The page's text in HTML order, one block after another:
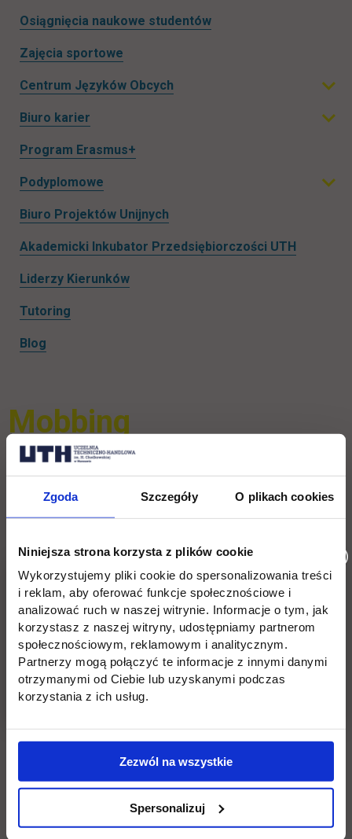
Zgoda Szczegóły O plikach cookies
Niniejsza strona korzysta z plików cookie
Wykorzystujemy pliki cookie do spersonalizowania treści
i reklam, aby oferować funkcje społecznościowe i
analizować ruch w naszej witrynie. Informacje o tym, jak
korzystasz z naszej witryny, udostępniamy partnerom
społecznościowym, reklamowym i analitycznym.
Partnerzy mogą połączyć te informacje z innymi danymi
otrzymanymi od Ciebie lub uzyskanymi podczas
korzystania z ich usług.
Zezwól na wszystkie
Spersonalizuj
Osiągnięcia naukowe studentów
Zajęcia sportowe
Centrum Języków Obcych Rozwiń podmenu
Biuro karier Rozwiń podmenu
Program Erasmus+
Podyplomowe
Biuro Projektów Unijnych
Akademicki Inkubator Przedsiębiorczości UTH
Liderzy Kierunków
Tutoring
Blog
Mobbing
Definicja mobbingu
działania lub zachowania dotyczące pracownika lub
uporczywym i długotrwałym nękaniu lub zastraszaniu
pracownika, wywołujące u niego zaniżoną ocenę
przydatności zawodowej, powodujące lub mające na celu
poniżenie lub ośmieszenie pracownika, izolowanie go lub
wyeliminowanie z zespołu współpracowników.
Co to jest mobbing?
Niezwykle istotne jest to, że aby uznać konkretną osobę za
ofiarę mobbingu, muszą zaistnieć wszystkie czynniki
jednocześnie, czyli:
działania lub zachowania dotyczą pracownika lub